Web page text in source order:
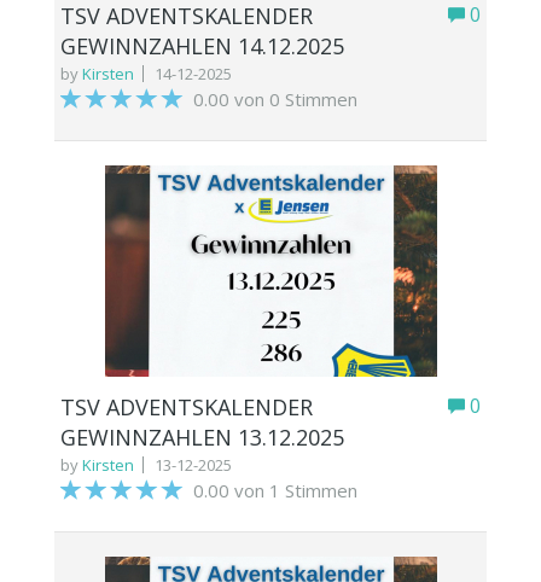
0
TSV ADVENTSKALENDER
GEWINNZAHLEN 14.12.2025
byKirsten 14-12-2025
0.00 von 0 Stimmen
0
TSV ADVENTSKALENDER
GEWINNZAHLEN 13.12.2025
byKirsten 13-12-2025
0.00 von 1 Stimmen